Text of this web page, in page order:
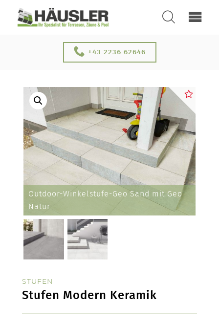
SUCHEN
KONTAKT
SERVICE & NEUHEITEN
+43 2236 62646
Outdoor-Winkelstufe-Geo Sand mit Geo
Natur
STUFEN
Stufen Modern Keramik